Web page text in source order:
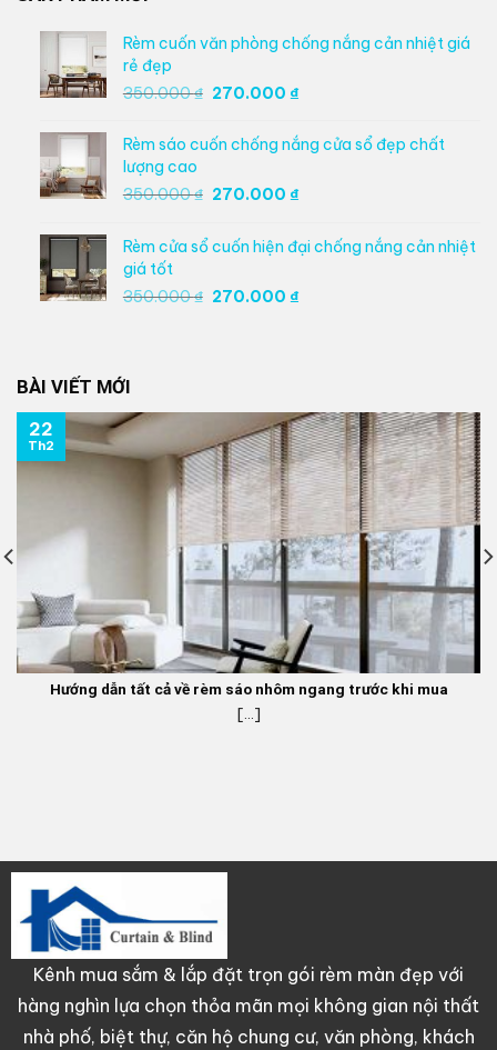
Rèm cuốn văn phòng chống nắng cản nhiệt giá
rẻ đẹp
350.000₫ Giá
là:
350.000 ₫.
270.000 ₫Giá
tại
là:
270.000 ₫.
Rèm sáo cuốn chống nắng cửa sổ đẹp chất
lượng cao
350.000₫ Giá
là:
350.000 ₫.
270.000 ₫Giá
tại
là:
270.000 ₫.
Rèm cửa sổ cuốn hiện đại chống nắng cản nhiệt
giá tốt
350.000₫ Giá
270.000 ₫Giá
BÀI VIẾT MỚI
Hướng dẫn tất cả về rèm sáo nhôm ngang trước khi mua
[...]
22
Th2
Kênh mua sắm & lắp đặt trọn gói rèm màn đẹp với
hàng nghìn lựa chọn thỏa mãn mọi không gian nội thất
nhà phố, biệt thự, căn hộ chung cư, văn phòng, khách